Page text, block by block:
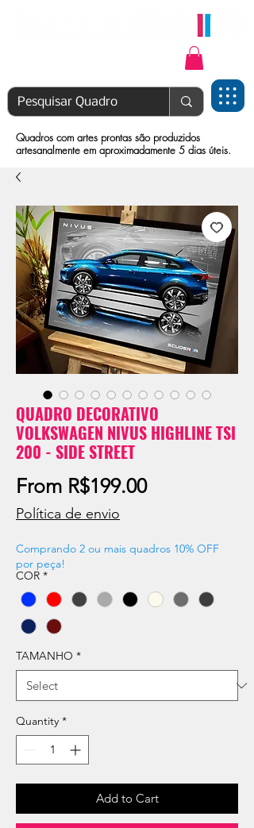
Quadros com artes prontas são produzidos
artesanalmente em aproximadamente 5 dias úteis.
QUADRO DECORATIVO
VOLKSWAGEN NIVUS HIGHLINE TSI
200 - SIDE STREET
From R$199.00Sale
Política de envio
Comprando 2 ou mais quadros 10% OFF
por peça!
COR *
TAMANHO *
Quantity *
Add to Cart